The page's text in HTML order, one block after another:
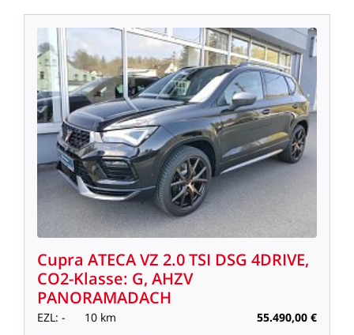
Cupra ATECAVZ 2.0TSI DSG 4DRIVE,
CO2-Klasse: G, AHZV
PANORAMADACH
EZL: - 10 km 55.490,00 €